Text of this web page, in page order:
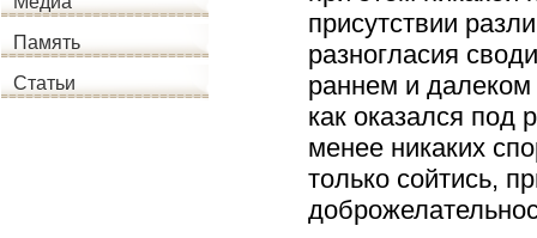
Память
Статьи
присутствии
разногласия
раннем и
как оказался под
менее никаких
только сойтись,